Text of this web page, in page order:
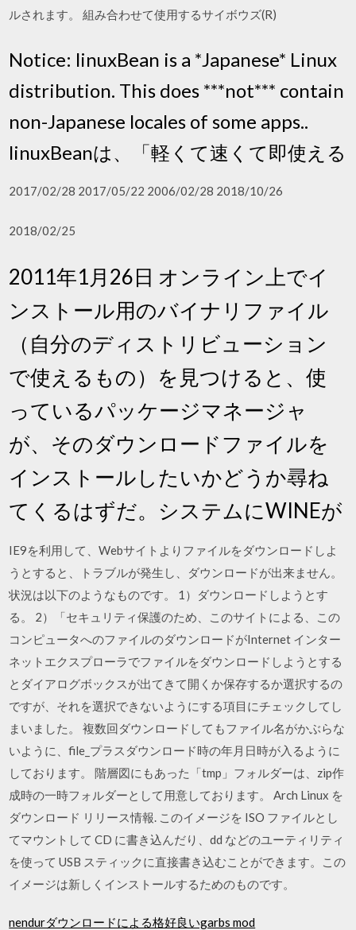
ルされます。 組み合わせて使用するサイボウズ(R)
Notice: linuxBean is a *Japanese* Linux
distribution. This does ***not*** contain
non-Japanese locales of some apps..
linuxBeanは、「軽くて速くて即使える
2017/02/28 2017/05/22 2006/02/28 2018/10/26
2018/02/25
2011年1月26日 オンライン上でイ
ンストール用のバイナリファイル
（自分のディストリビューション
で使えるもの）を見つけると、使
っているパッケージマネージャ
が、そのダウンロードファイルを
インストールしたいかどうか尋ね
てくるはずだ。システムにWINEが
IE9を利用して、Webサイトよりファイルをダウンロードしよ
うとすると、トラブルが発生し、ダウンロードが出来ません。
状況は以下のようなものです。 1）ダウンロードしようとす
る。 2）「セキュリティ保護のため、このサイトによる、この
コンピュータへのファイルのダウンロードがInternet インター
ネットエクスプローラでファイルをダウンロードしようとする
とダイアログボックスが出てきて開くか保存するか選択するの
ですが、それを選択できないようにする項目にチェックしてし
まいました。 複数回ダウンロードしてもファイル名がかぶらな
いように、file_プラスダウンロード時の年月日時が入るように
しております。 階層図にもあった「tmp」フォルダーは、zip作
成時の一時フォルダーとして用意しております。 Arch Linux を
ダウンロード リリース情報. このイメージを ISO ファイルとし
てマウントして CD に書き込んだり、dd などのユーティリティ
を使って USB スティックに直接書き込むことができます。この
イメージは新しくインストールするためのものです。
nendurダウンロードによる格好良いgarbs mod